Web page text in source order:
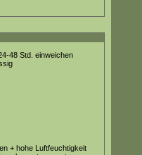
48 Std. einweichen
+ hohe Luftfeuchtigkeit